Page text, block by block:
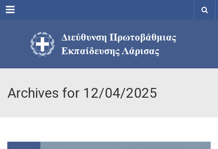
Menu
Archives for 12/04/2025